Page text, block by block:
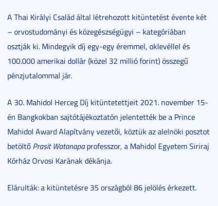
A Thai Királyi Család által létrehozott kitüntetést évente két
– orvostudományi és közegészségügyi – kategóriában
osztják ki. Mindegyik díj egy-egy éremmel, oklevéllel és
100.000 amerikai dollár (közel 32 millió forint) összegű
pénzjutalommal jár.
A 30. Mahidol Herceg Díj kitüntetettjeit 2021. november 15-
én Bangkokban sajtótájékoztatón jelentették be a Prince
Mahidol Award Alapítvány vezetői, köztük az alelnöki posztot
betöltő Prasit Watanapaprofesszor, a Mahidol Egyetem Siriraj
Kórház Orvosi Karának dékánja.
Elárulták: a kitüntetésre 35 országból 86 jelölés érkezett.